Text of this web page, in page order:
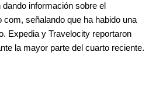
información sobre el
com, señalando que ha habido una
Expedia y Travelocity reportaron
la mayor parte del cuarto reciente.